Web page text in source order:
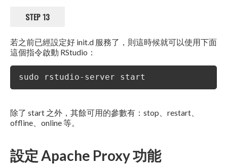
STEP 13
若之前已經設定好 init.d 服務了，則這時候就可以使用下面
這個指令啟動 RStudio：
sudo rstudio-server start
除了 start 之外，其餘可用的參數有：stop、restart、
offline、online 等。
設定 Apache Proxy 功能